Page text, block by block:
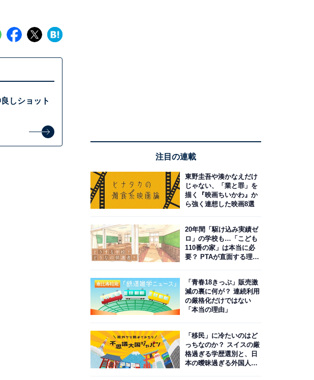
しショット
注目の連載
東野圭吾や湊かなえだけ
じゃない、「業と罪」を
描く『映画ちいかわ』か
ら強く連想した映画8選
20年間「駆け込み実績ゼ
ロ」の学校も…「こども
110番の家」は本当に必
要？ PTAが直面する理想
「青春18きっぷ」販売激
減の裏に何が？ 連続利用
の厳格化だけではない
「本当の理由」
「移民」に冷たいのはど
っちなのか？ スイスの厳
格過ぎる学歴選別と、日
本の曖昧過ぎる外国人政